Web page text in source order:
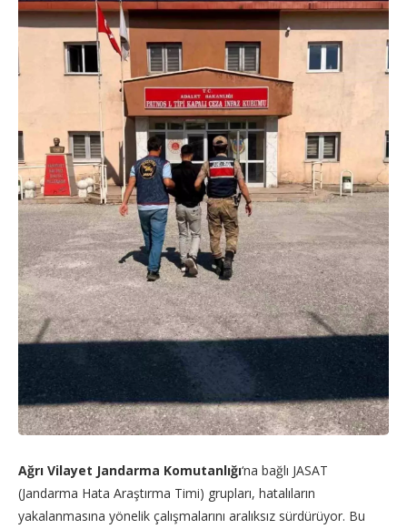
Ağrı Vilayet Jandarma Komutanlığı‘na bağlı JASAT
(Jandarma Hata Araştırma Timi) grupları, hatalıların
yakalanmasına yönelik çalışmalarını aralıksız sürdürüyor. Bu